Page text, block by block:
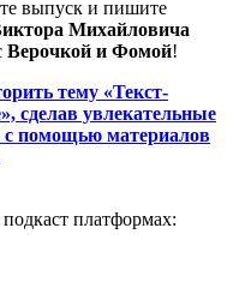
выпуск и пишите
Михайловича
Верочкой и Фомой!
тему «Текст-
сделав увлекательные
с помощью материалов
платформах: